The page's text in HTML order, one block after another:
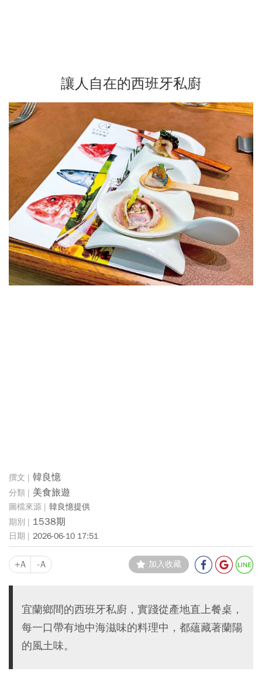
讓人自在的西班牙私廚
韓良憶
美食旅遊
韓良憶提供
1538期
2026-06-10 17:51
+A -A 加入收藏
宜蘭鄉間的西班牙私廚，實踐從產地直上餐桌，
每一口帶有地中海滋味的料理中，都蘊藏著蘭陽
的風土味。